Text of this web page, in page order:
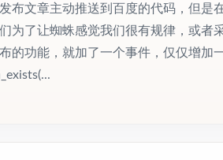
布文章主动推送到百度的代码，但是
为了让蜘蛛感觉我们很有规律，或者
的功能，就加了一个事件，仅仅增加